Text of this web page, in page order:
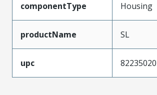
componentType Housing
productName SL
upc